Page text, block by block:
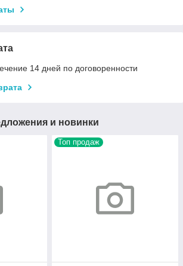
14 дней по договоренности
и новинки
Топ продаж